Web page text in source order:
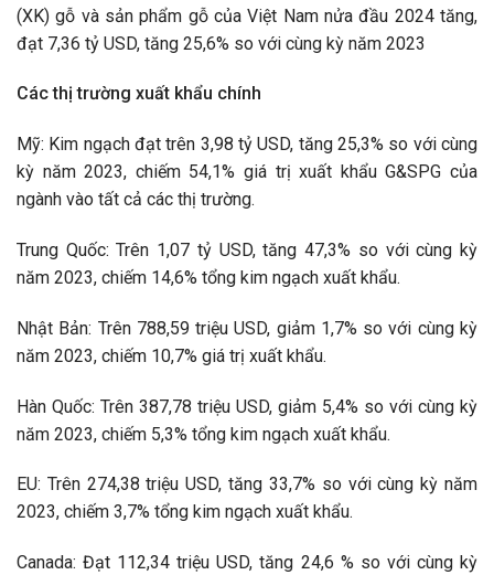
(XK) gỗ và sản phẩm gỗ của Việt Nam nửa đầu 2024 tăng,
đạt 7,36 tỷ USD, tăng 25,6% so với cùng kỳ năm 2023
Các thị trường xuất khẩu chính
Mỹ: Kim ngạch đạt trên 3,98 tỷ USD, tăng 25,3% so với cùng
kỳ năm 2023, chiếm 54,1% giá trị xuất khẩu G&SPG của
ngành vào tất cả các thị trường.
Trung Quốc: Trên 1,07 tỷ USD, tăng 47,3% so với cùng kỳ
năm 2023, chiếm 14,6% tổng kim ngạch xuất khẩu.
Nhật Bản: Trên 788,59 triệu USD, giảm 1,7% so với cùng kỳ
năm 2023, chiếm 10,7% giá trị xuất khẩu.
Hàn Quốc: Trên 387,78 triệu USD, giảm 5,4% so với cùng kỳ
năm 2023, chiếm 5,3% tổng kim ngạch xuất khẩu.
EU: Trên 274,38 triệu USD, tăng 33,7% so với cùng kỳ năm
2023, chiếm 3,7% tổng kim ngạch xuất khẩu.
Canada: Đạt 112,34 triệu USD, tăng 24,6 % so với cùng kỳ